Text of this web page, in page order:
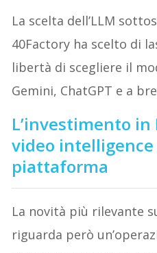
La scelta dell’LLM
40Factory ha scelto di
libertà di scegliere il
Gemini, ChatGPT e a
L’investimento
video
piattaforma
La novità più rilevante
riguarda però